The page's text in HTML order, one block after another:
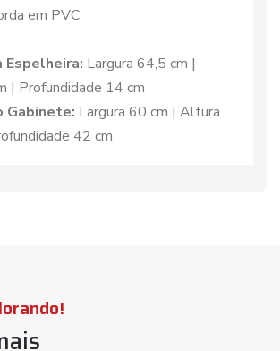
em PVC
Espelheira: Largura 64,5 cm |
| Profundidade 14 cm
Gabinete: Largura 60 cm | Altura
42 cm